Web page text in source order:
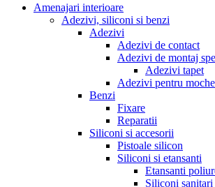
Amenajari interioare
Adezivi, siliconi si benzi
Adezivi
Adezivi de contact
Adezivi de montaj
Adezivi tapet
Adezivi pentru
Benzi
Fixare
Reparatii
Siliconi si accesorii
Pistoale silicon
Siliconi si etansanti
Etansanti
Siliconi sanitari